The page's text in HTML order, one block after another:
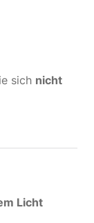
sich nicht
Licht